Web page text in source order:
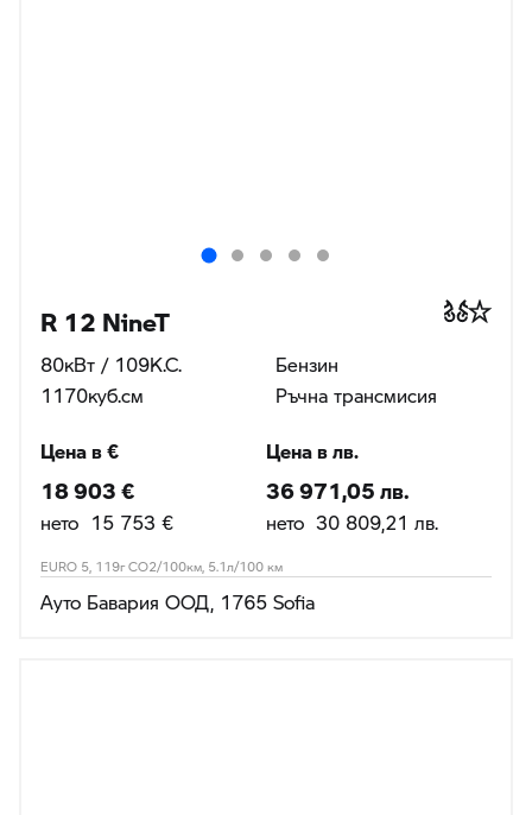
R 12 NineT
80кВт / 109К.С.
1170куб.cм
Бензин
Ръчна трансмисия
Цена в €
18 903 €
нето 15 753 €
Цена в лв.
36 971,05 лв.
нето 30 809,21 лв.
EURO 5, 119г CO2/100км, 5.1л/100 км
Ауто Бавария ООД, 1765 Sofia